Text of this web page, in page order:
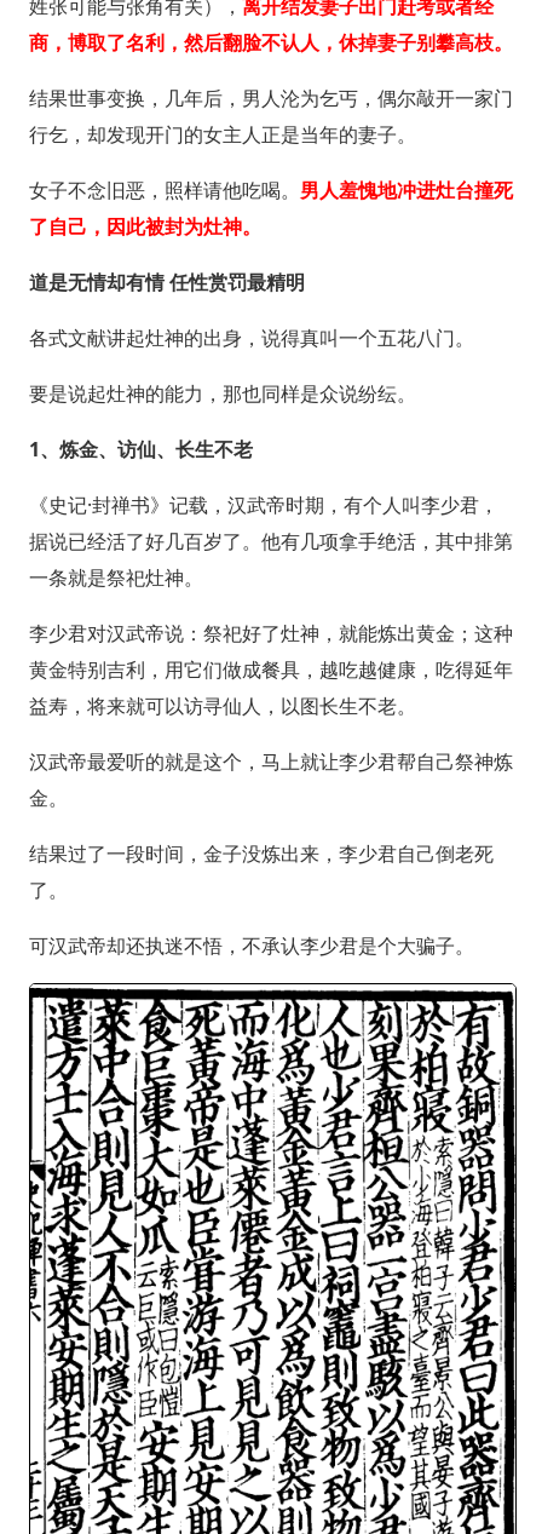
姓张可能与张角有关）， 离开结发妻子出门赶考或者经
商，博取了名利，然后翻脸不认人，休掉妻子别攀高枝。
结果世事变换，几年后，男人沦为乞丐，偶尔敲开一家门
行乞，却发现开门的女主人正是当年的妻子。
女子不念旧恶，照样请他吃喝。 男人羞愧地冲进灶台撞死
了自己，因此被封为灶神。
道是无情却有情任性赏罚最精明
各式文献讲起灶神的出身，说得真叫一个五花八门。
要是说起灶神的能力，那也同样是众说纷纭。
1、炼金、访仙、长生不老
《史记·封禅书》记载，汉武帝时期，有个人叫李少君，
据说已经活了好几百岁了。他有几项拿手绝活，其中排第
一条就是祭祀灶神。
李少君对汉武帝说：祭祀好了灶神，就能炼出黄金；这种
黄金特别吉利，用它们做成餐具，越吃越健康，吃得延年
益寿，将来就可以访寻仙人，以图长生不老。
汉武帝最爱听的就是这个，马上就让李少君帮自己祭神炼
金。
结果过了一段时间，金子没炼出来，李少君自己倒老死
了。
可汉武帝却还执迷不悟，不承认李少君是个大骗子。